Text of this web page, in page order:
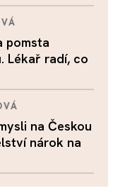
pomsta
Lékař radí, co
na Českou
nárok na